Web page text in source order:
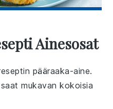
Ainesosat
pääraaka-aine.
mukavan kokoisia